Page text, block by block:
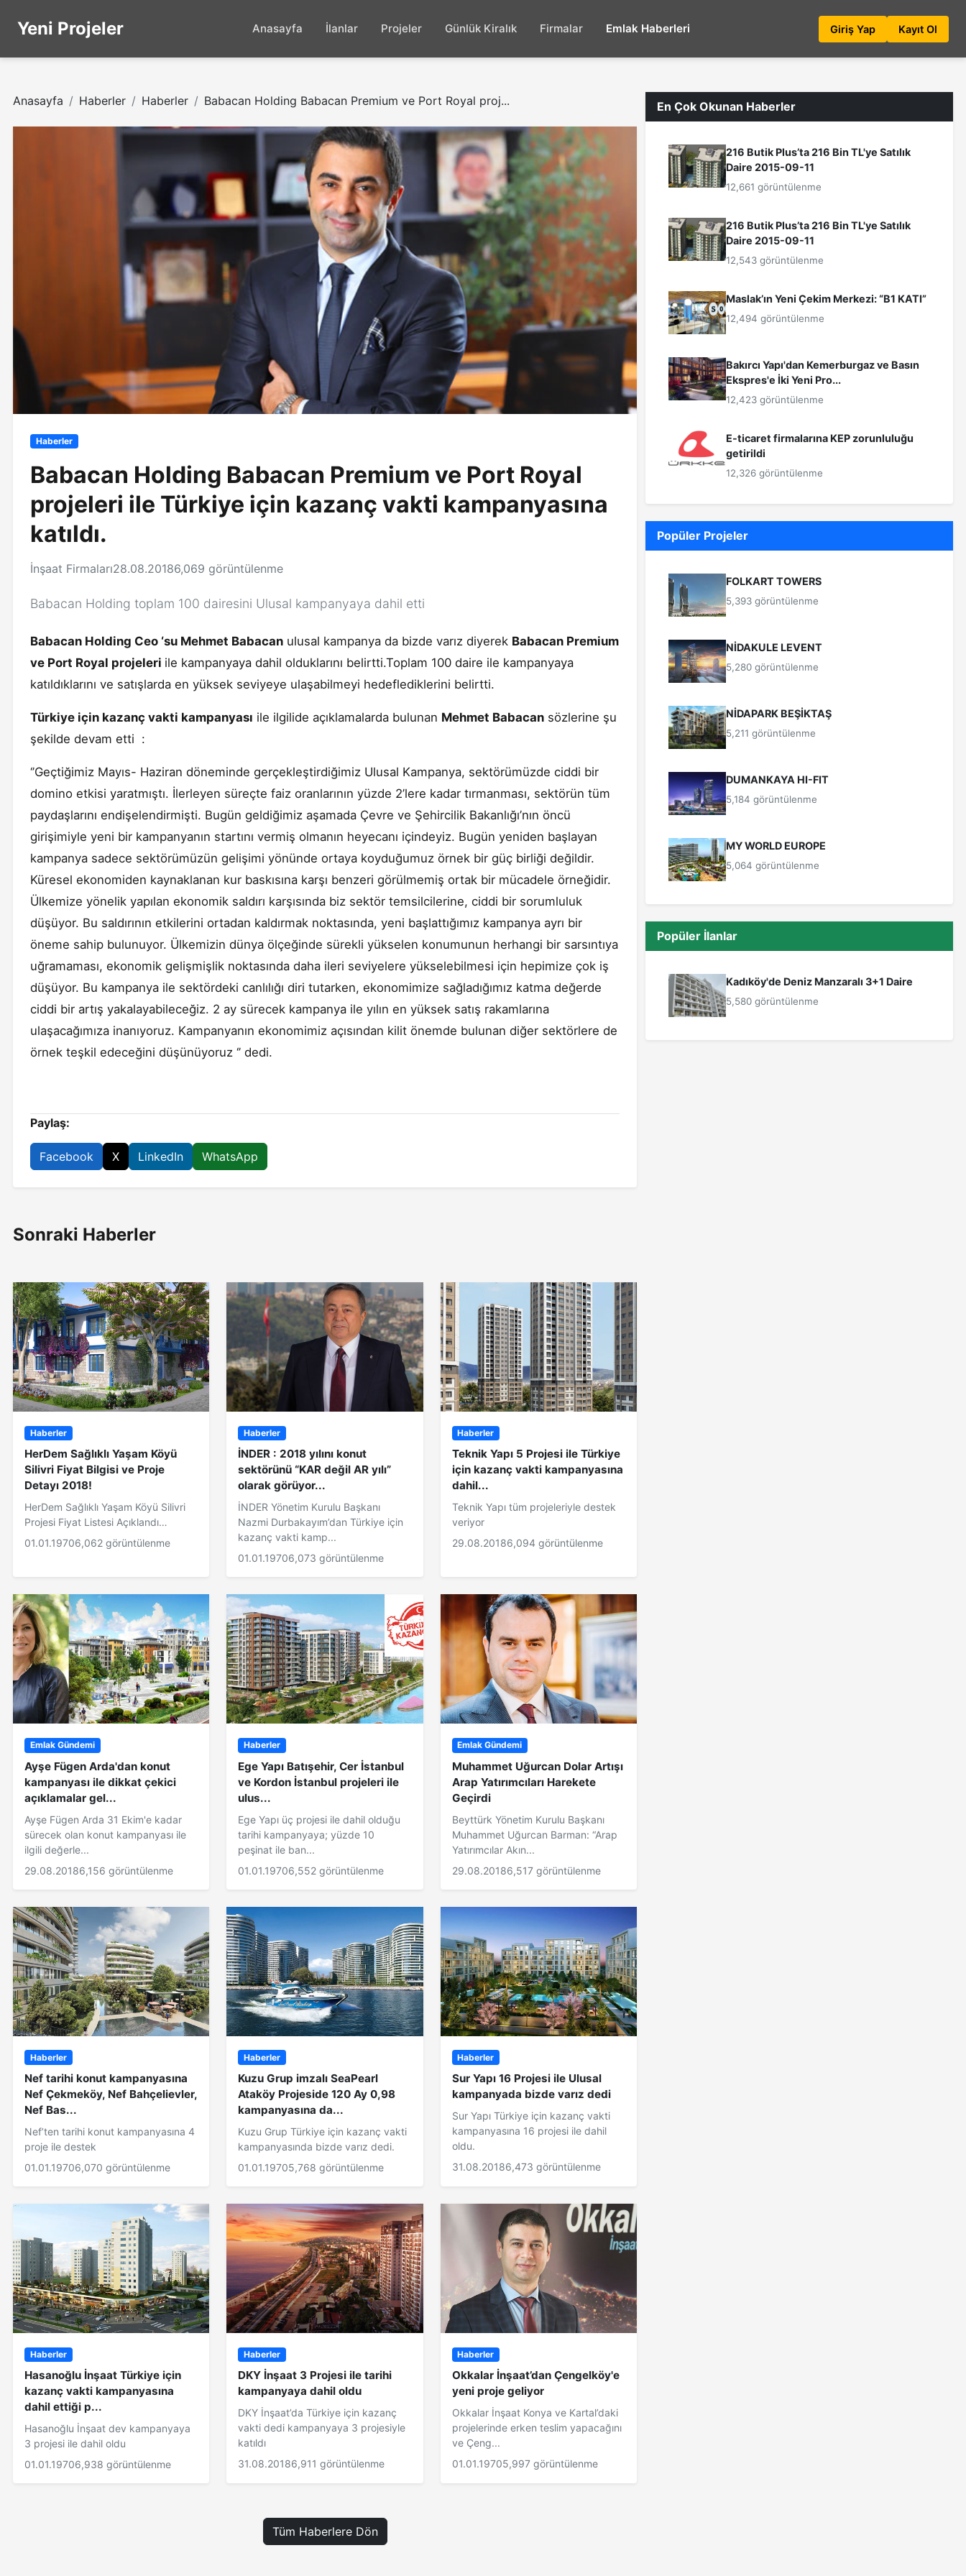
Yeni Projeler Anasayfa İlanlar Projeler Günlük Kiralık Firmalar Emlak Haberleri Giriş Yap Kayıt Ol
Anasayfa Haberler Haberler Babacan Holding Babacan Premium ve Port Royal proj...
Haberler
Babacan Holding Babacan Premium ve Port Royal
projeleri ile Türkiye için kazanç vakti kampanyasına
katıldı.
İnşaat Firmaları28.08.20186,069 görüntülenme
Babacan Holding toplam 100 dairesini Ulusal kampanyaya dahil etti
Babacan Holding Ceo ‘su Mehmet Babacan ulusal kampanya da bizde varız diyerek Babacan Premium
ve Port Royal projeleri ile kampanyaya dahil olduklarını belirtti.Toplam 100 daire ile kampanyaya
katıldıklarını ve satışlarda en yüksek seviyeye ulaşabilmeyi hedeflediklerini belirtti.
Türkiye için kazanç vakti kampanyası ile ilgilide açıklamalarda bulunan Mehmet Babacan sözlerine şu
şekilde devam etti :
‘’Geçtiğimiz Mayıs- Haziran döneminde gerçekleştirdiğimiz Ulusal Kampanya, sektörümüzde ciddi bir
domino etkisi yaratmıştı. İlerleyen süreçte faiz oranlarının yüzde 2’lere kadar tırmanması, sektörün tüm
paydaşlarını endişelendirmişti. Bugün geldiğimiz aşamada Çevre ve Şehircilik Bakanlığı’nın öncü
girişimiyle yeni bir kampanyanın startını vermiş olmanın heyecanı içindeyiz. Bugün yeniden başlayan
kampanya sadece sektörümüzün gelişimi yönünde ortaya koyduğumuz örnek bir güç birliği değildir.
Küresel ekonomiden kaynaklanan kur baskısına karşı benzeri görülmemiş ortak bir mücadele örneğidir.
Ülkemize yönelik yapılan ekonomik saldırı karşısında biz sektör temsilcilerine, ciddi bir sorumluluk
düşüyor. Bu saldırının etkilerini ortadan kaldırmak noktasında, yeni başlattığımız kampanya ayrı bir
öneme sahip bulunuyor. Ülkemizin dünya ölçeğinde sürekli yükselen konumunun herhangi bir sarsıntıya
uğramaması, ekonomik gelişmişlik noktasında daha ileri seviyelere yükselebilmesi için hepimize çok iş
düşüyor. Bu kampanya ile sektördeki canlılığı diri tutarken, ekonomimize sağladığımız katma değerde
ciddi bir artış yakalayabileceğiz. 2 ay sürecek kampanya ile yılın en yüksek satış rakamlarına
ulaşacağımıza inanıyoruz. Kampanyanın ekonomimiz açısından kilit önemde bulunan diğer sektörlere de
örnek teşkil edeceğini düşünüyoruz ‘’ dedi.
Paylaş:
Facebook X LinkedIn WhatsApp
Sonraki Haberler
Haberler
HerDem Sağlıklı Yaşam Köyü
Silivri Fiyat Bilgisi ve Proje
Detayı 2018!
HerDem Sağlıklı Yaşam Köyü Silivri
Projesi Fiyat Listesi Açıklandı…
01.01.19706,062 görüntülenme
Haberler
İNDER : 2018 yılını konut
sektörünü “KAR değil AR yılı”
olarak görüyor...
İNDER Yönetim Kurulu Başkanı
Nazmi Durbakayım’dan Türkiye için
kazanç vakti kamp...
01.01.19706,073 görüntülenme
Haberler
Teknik Yapı 5 Projesi ile Türkiye
için kazanç vakti kampanyasına
dahil...
Teknik Yapı tüm projeleriyle destek
veriyor
29.08.20186,094 görüntülenme
Emlak Gündemi
Ayşe Fügen Arda'dan konut
kampanyası ile dikkat çekici
açıklamalar gel...
Ayşe Fügen Arda 31 Ekim'e kadar
sürecek olan konut kampanyası ile
ilgili değerle...
29.08.20186,156 görüntülenme
Haberler
Ege Yapı Batışehir, Cer İstanbul
ve Kordon İstanbul projeleri ile
ulus...
Ege Yapı üç projesi ile dahil olduğu
tarihi kampanyaya; yüzde 10
peşinat ile ban...
01.01.19706,552 görüntülenme
Emlak Gündemi
Muhammet Uğurcan Dolar Artışı
Arap Yatırımcıları Harekete
Geçirdi
Beyttürk Yönetim Kurulu Başkanı
Muhammet Uğurcan Barman: “Arap
Yatırımcılar Akın...
29.08.20186,517 görüntülenme
Haberler
Nef tarihi konut kampanyasına
Nef Çekmeköy, Nef Bahçelievler,
Nef Bas...
Nef’ten tarihi konut kampanyasına 4
proje ile destek
01.01.19706,070 görüntülenme
Haberler
Kuzu Grup imzalı SeaPearl
Ataköy Projeside 120 Ay 0,98
kampanyasına da...
Kuzu Grup Türkiye için kazanç vakti
kampanyasında bizde varız dedi.
01.01.19705,768 görüntülenme
Haberler
Sur Yapı 16 Projesi ile Ulusal
kampanyada bizde varız dedi
Sur Yapı Türkiye için kazanç vakti
kampanyasına 16 projesi ile dahil
oldu.
31.08.20186,473 görüntülenme
Haberler
Hasanoğlu İnşaat Türkiye için
kazanç vakti kampanyasına
dahil ettiği p...
Hasanoğlu İnşaat dev kampanyaya
3 projesi ile dahil oldu
01.01.19706,938 görüntülenme
Haberler
DKY İnşaat 3 Projesi ile tarihi
kampanyaya dahil oldu
DKY İnşaat’da Türkiye için kazanç
vakti dedi kampanyaya 3 projesiyle
katıldı
31.08.20186,911 görüntülenme
Haberler
Okkalar İnşaat’dan Çengelköy'e
yeni proje geliyor
Okkalar İnşaat Konya ve Kartal’daki
projelerinde erken teslim yapacağını
ve Çeng...
01.01.19705,997 görüntülenme
Tüm Haberlere Dön
En Çok Okunan Haberler
216 Butik Plus’ta 216 Bin TL'ye Satılık
Daire 2015-09-11
12,661 görüntülenme
216 Butik Plus’ta 216 Bin TL'ye Satılık
Daire 2015-09-11
12,543 görüntülenme
Maslak’ın Yeni Çekim Merkezi: “B1 KATI”
12,494 görüntülenme
Bakırcı Yapı'dan Kemerburgaz ve Basın
Ekspres'e İki Yeni Pro...
12,423 görüntülenme
E-ticaret firmalarına KEP zorunluluğu
getirildi
12,326 görüntülenme
Popüler Projeler
FOLKART TOWERS
5,393 görüntülenme
NİDAKULE LEVENT
5,280 görüntülenme
NİDAPARK BEŞİKTAŞ
5,211 görüntülenme
DUMANKAYA HI-FIT
5,184 görüntülenme
MY WORLD EUROPE
5,064 görüntülenme
Popüler İlanlar
Kadıköy'de Deniz Manzaralı 3+1 Daire
5,580 görüntülenme